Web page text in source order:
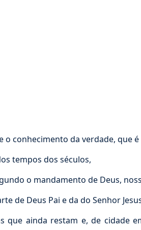
o conhecimento da verdade, que
tempos dos séculos,
o mandamento de Deus,
de Deus Pai e da do Senhor
ainda restam e, de cidade